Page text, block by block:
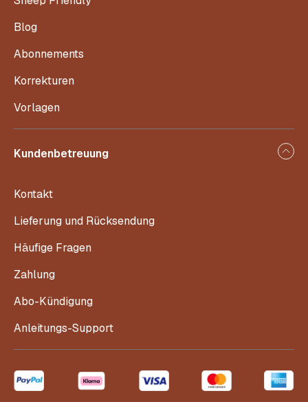
Blog
Abonnements
Korrekturen
Vorlagen
Kundenbetreuung
Kontakt
Lieferung und Rücksendung
Häufige Fragen
Zahlung
Abo-Kündigung
Anleitungs-Support